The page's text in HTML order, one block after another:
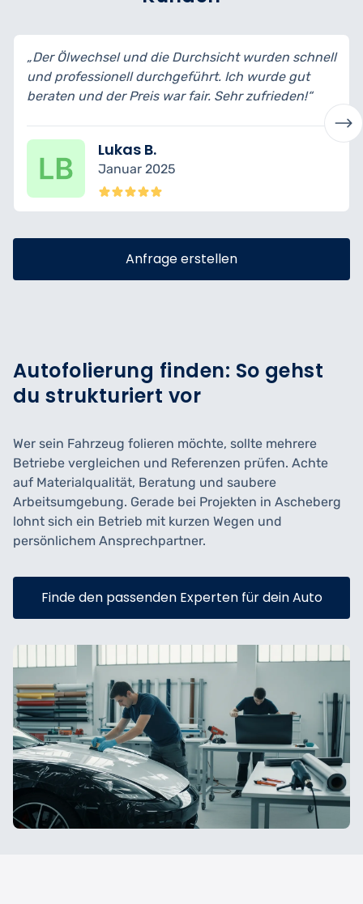
„Der Ölwechsel und die Durchsicht wurden schnell
und professionell durchgeführt. Ich wurde gut
beraten und der Preis war fair. Sehr zufrieden!“
Lukas B.
Januar 2025
Anfrage erstellen
Autofolierung finden: So gehst
du strukturiert vor
Wer sein Fahrzeug folieren möchte, sollte mehrere
Betriebe vergleichen und Referenzen prüfen. Achte
auf Materialqualität, Beratung und saubere
Arbeitsumgebung. Gerade bei Projekten in Ascheberg
lohnt sich ein Betrieb mit kurzen Wegen und
persönlichem Ansprechpartner.
Finde den passenden Experten für dein Auto